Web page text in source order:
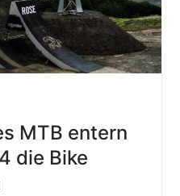
MTB entern
die Bike